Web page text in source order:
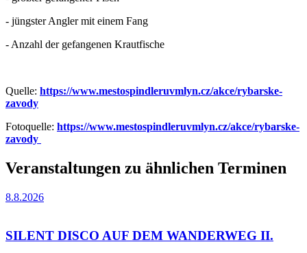
- jüngster Angler mit einem Fang
- Anzahl der gefangenen Krautfische
Quelle: https://www.mestospindleruvmlyn.cz/akce/rybarske-
zavody
Fotoquelle: https://www.mestospindleruvmlyn.cz/akce/rybarske-
zavody
Veranstaltungen zu ähnlichen Terminen
8.8.2026
SILENT DISCO AUF DEM WANDERWEG II.